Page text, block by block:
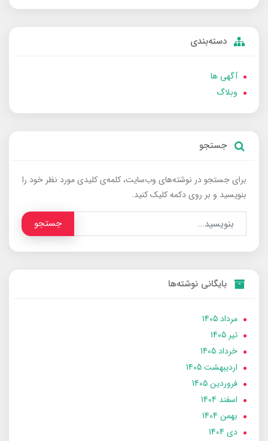
دسته‌بندی
آگهی ها
وبلاگ
جستجو
برای جستجو در نوشته‌های وب‌سایت، کلمه‌ی کلیدی مورد نظر خود را
بنویسید و بر روی دکمه کلیک کنید.
جستجو
بایگانی نوشته‌ها
مرداد 1405
تير 1405
خرداد 1405
ارديبهشت 1405
فروردین 1405
اسفند 1404
بهمن 1404
دی 1404